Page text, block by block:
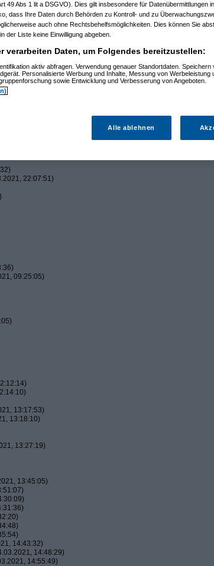
22:07:51)
09:25:05)
13:17:53)
13:18:10)
13:27:19)
13:45:05)
14:43:32)
14:48:29)
14:55:49)
49 Abs 1 lit a DSGVO). Dies gilt insbesondere für Datenübermittlungen
dass Ihre Daten durch Behörden zu Kontroll- und zu
auch ohne Rechtsbehelfsmöglichkeiten. Dies können Sie
der Liste keine Einwilligung abgeben.
verarbeiten Daten, um Folgendes bereitzustellen:
aktiv abfragen. Verwendung genauer Standortdaten. Speichern
Personalisierte Werbung und Inhalte, Messung von Werbeleistung
sowie Entwicklung und Verbesserung von Angeboten.
Alle ablehnen